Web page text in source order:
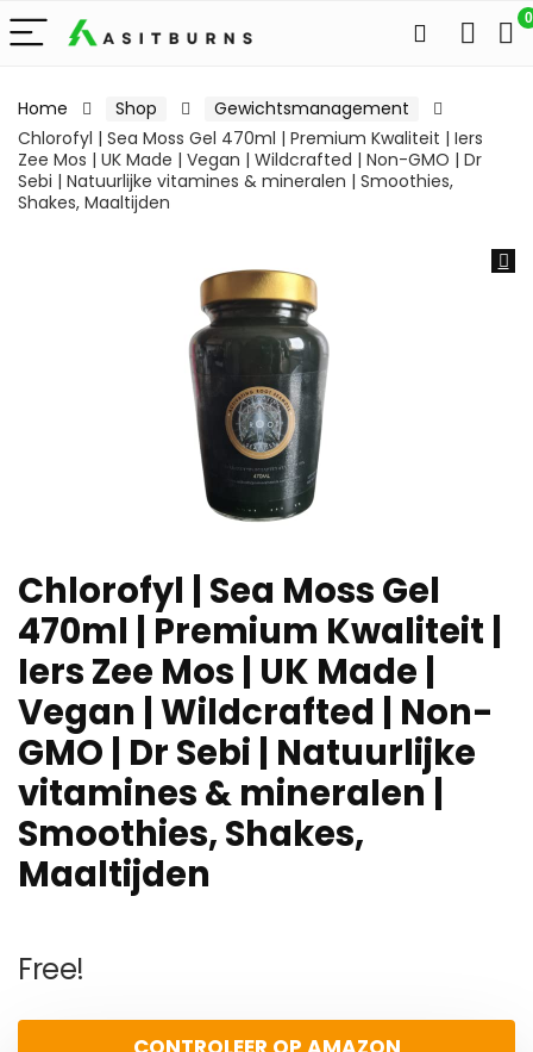
0
Home Shop
Gewichtsmanagement
Chlorofyl | Sea Moss Gel 470ml | Premium Kwaliteit | Iers
Zee Mos | UK Made | Vegan | Wildcrafted | Non-GMO | Dr
Sebi | Natuurlijke vitamines & mineralen | Smoothies,
Shakes, Maaltijden
Chlorofyl | Sea Moss Gel
470ml | Premium Kwaliteit |
Iers Zee Mos | UK Made |
Vegan | Wildcrafted | Non-
GMO | Dr Sebi | Natuurlijke
vitamines & mineralen |
Smoothies, Shakes,
Maaltijden
Free!